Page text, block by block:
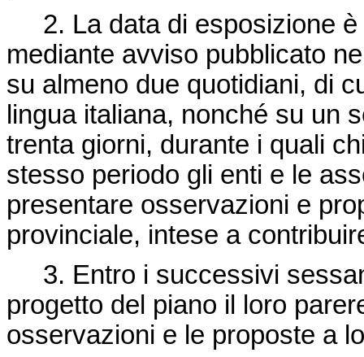
2. La data di esposizione è
mediante avviso pubblicato
su almeno due quotidiani, di
lingua italiana, nonché su un
trenta giorni, durante i quali
stesso periodo gli enti e le
presentare osservazioni e
provinciale, intese a
3. Entro i successivi
progetto del piano il loro
osservazioni e le proposte a